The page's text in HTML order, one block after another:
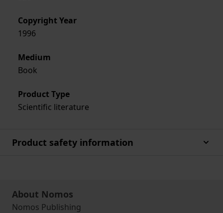
Copyright Year
1996
Medium
Book
Product Type
Scientific literature
Product safety information
About Nomos
Nomos Publishing